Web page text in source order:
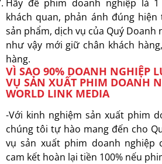
Hãy để phim doanh nghiệp là
khách quan, phản ánh đúng
sản phẩm, dịch vụ của Quý Doanh
như vậy mới giữ chân khách
hàng.
VÌ SAO 90% DOANH NGHIỆP
VỤ SẢN XUẤT PHIM DOANH
WORLD LINK MEDIA
-Với kinh nghiệm sản xuất phim
chúng tôi tự hào mang đến cho
vụ sản xuất phim doanh nghiệp
cam kết hoàn lại tiền 100% nếu